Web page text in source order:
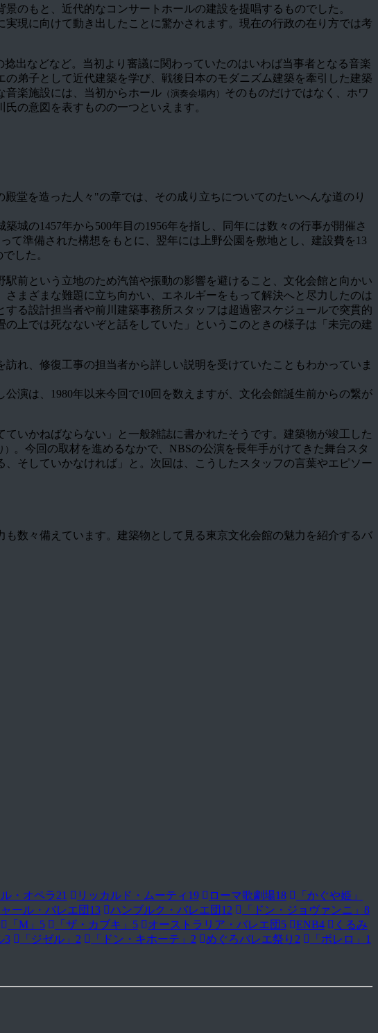
のもと、近代的なコンサートホールの建設を提唱するものでした。
現に向けて動き出したことに驚かされます。現在の行政の在り方では考
出などなど。当初より審議に関わっていたのはいわば当事者となる音楽
弟子として近代建築を学び、戦後日本のモダニズム建築を牽引した建築
音楽施設には、当初からホール （演奏会場内） そのものだけではなく、ホワ
の意図を表すものの一つといえます。
殿堂を造った人々"の章では、その成り立ちについてのたいへんな道のり
城の1457年から500年目の1956年を指し、同年には数々の行事が開催さ
て準備された構想をもとに、翌年には上野公園を敷地とし、建設費を13
した。
前という立地のため汽笛や振動の影響を避けること、文化会館と向かい
まざまな難題に立ち向かい、エネルギーをもって解決へと尽力したのは
る設計担当者や前川建築事務所スタッフは超過密スケジュールで突貫的
上では死なないぞと話をしていた」というこのときの様子は「未完の建
れ、修復工事の担当者から詳しい説明を受けていたこともわかっていま
演は、1980年以来今回で10回を数えますが、文化会館誕生前からの繋が
いかねばならない」と一般雑誌に書かれたそうです。建築物が竣工した
。今回の取材を進めるなかで、NBSの公演を長年手がけてきた舞台スタ
そしていかなければ」と。次回は、こうしたスタッフの言葉やエピソー
数々備えています。建築物として見る東京文化会館の魅力を紹介するバ
・オペラ21 リッカルド・ムーティ 19 ローマ歌劇場18
「かぐや姫」
ール・バレエ団 13 ハンブルク・バレエ団 12 「ドン・ジョヴァンニ」 8
「M」 5 「ザ・カブキ」 5 オーストラリア・バレエ団 5 ENB4
くるみ
3 「ジゼル」 2 「ドン・キホーテ」 2 めぐろバレエ祭り 2 「ボレロ」 1